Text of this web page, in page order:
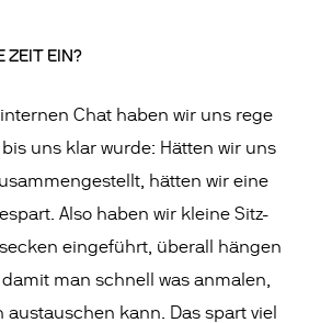
ZEIT EIN?
internen Chat haben wir uns rege
uns klar wurde: Hätten wir uns
hätten wir eine
Also haben wir kleine Sitz-
eingeführt, überall hängen
man schnell was anmalen,
austauschen kann. Das spart viel